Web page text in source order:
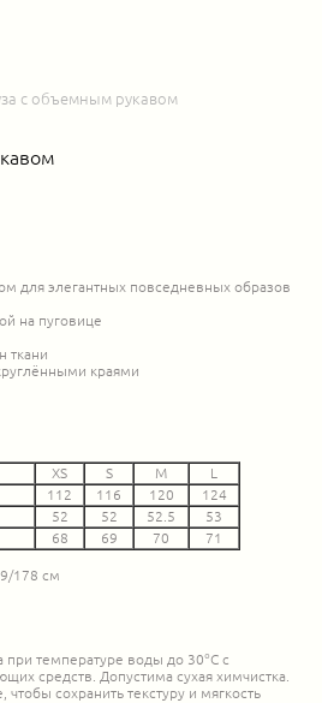
с объемным рукавом
для элегантных повседневных образов
на пуговице
ткани
краями
XS S M
L
112 116 120
124
52 52 52.5
53
68 69 70 71
178 см
при температуре воды до 30°C с
средств. Допустима сухая химчистка.
сохранить текстуру и мягкость